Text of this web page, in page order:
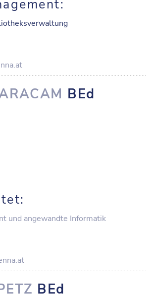
BEd
und angewandte Informatik
BEd